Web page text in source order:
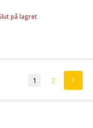
på lagret
1 2